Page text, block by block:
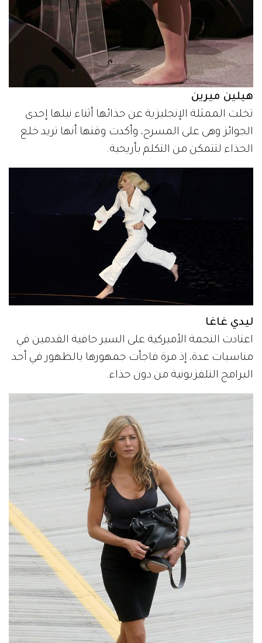
هيلين ميرين
تخلت الممثلة الإنجليزية عن حذائها أثناء نيلها إحدى
الجوائز وهى على المسرح، وأكدت وقتها أنها تريد خلع
الحذاء لتتمكن من التكلم بأريحية.
ليدي غاغا
اعتادت النجمة الأميركية على السير حافية القدمين في
مناسبات عدة، إذ مرة فاجأت جمهورها بالظهور في أحد
البرامج التلفزيونية من دون حذاء.